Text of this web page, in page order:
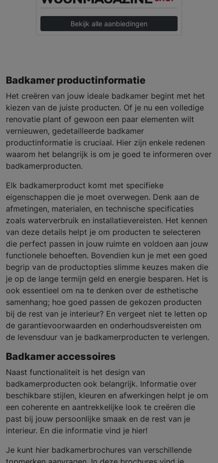
Bekijk alle aanbiedingen
Badkamer productinformatie
Het creëren van jouw ideale badkamer begint met het
kiezen van de juiste producten. Of je nu een volledige
renovatie plant of gewoon een paar elementen wilt
vernieuwen, gedetailleerde badkamer
productinformatie is cruciaal. Hier zijn enkele redenen
waarom het belangrijk is om je goed te informeren over
badkamerproducten.
Elk badkamerproduct komt met specifieke
eigenschappen die je moet overwegen. Denk aan de
afmetingen, materialen, en technische specificaties
zoals waterverbruik en installatievereisten. Het kennen
van deze details helpt je om producten te selecteren
die perfect passen in jouw ruimte en voldoen aan jouw
functionele behoeften. Bovendien kun je met een goed
begrip van de productopties slimme keuzes maken die
je op de lange termijn geld en energie besparen. Het is
ook essentieel om na te denken over de esthetische
samenhang; hoe goed passen de gekozen producten
bij de rest van je interieur? En vergeet niet te letten op
de garantievoorwaarden en onderhoudsvereisten om
de levensduur van je badkamerproducten te verlengen.
Badkamer accessoires
Naast functionaliteit is het design van
badkamerproducten ook belangrijk. Informatie over
beschikbare stijlen, kleuren en afwerkingen helpt je om
een coherente en aantrekkelijke look te creëren die
past bij jouw persoonlijke smaak en de rest van je
interieur. En die informatie vind je hier!
Je kunt hier badkamerbrochures van verschillende